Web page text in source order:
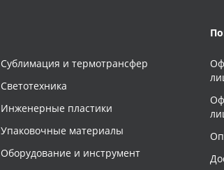
Сублимация и термотрансфер
Светотехника
Инженерные пластики
Упаковочные материалы
Оборудование и инструмент